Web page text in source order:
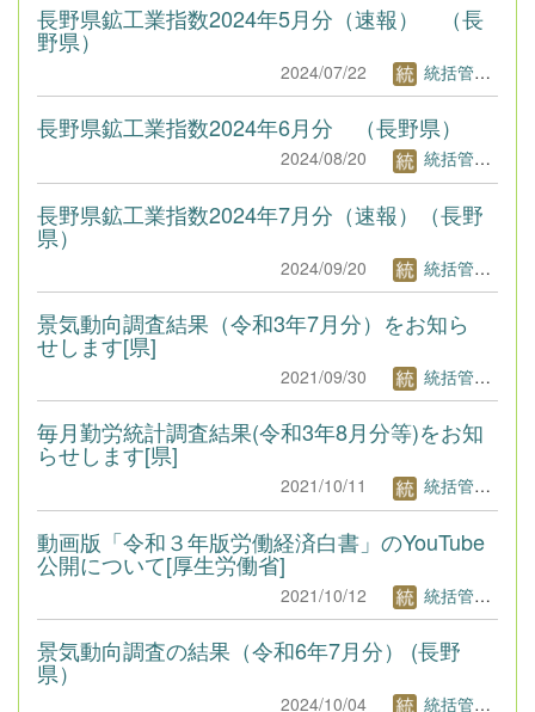
長野県鉱工業指数2024年5月分（速報） （長
野県）
2024/07/22 統括管理者1
長野県鉱工業指数2024年6月分 （長野県）
2024/08/20 統括管理者1
長野県鉱工業指数2024年7月分（速報）（長野
県）
2024/09/20 統括管理者1
景気動向調査結果（令和3年7月分）をお知ら
せします[県]
2021/09/30 統括管理者1
毎月勤労統計調査結果(令和3年8月分等)をお知
らせします[県]
2021/10/11 統括管理者1
動画版「令和３年版労働経済白書」のYouTube
公開について[厚生労働省]
2021/10/12 統括管理者1
景気動向調査の結果（令和6年7月分） (長野
県）
2024/10/04 統括管理者1